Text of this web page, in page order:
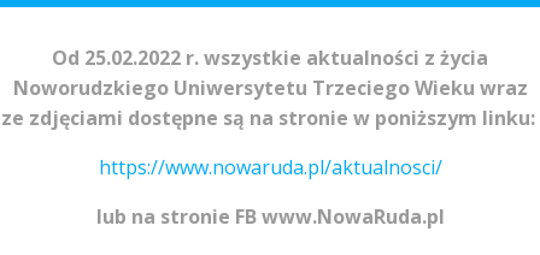
Od 25.02.2022 r. wszystkie aktualności z życia
Noworudzkiego Uniwersytetu Trzeciego Wieku wraz
ze zdjęciami dostępne są na stronie w poniższym linku:
https://www.nowaruda.pl/aktualnosci/
lub na stronie FB www.NowaRuda.pl